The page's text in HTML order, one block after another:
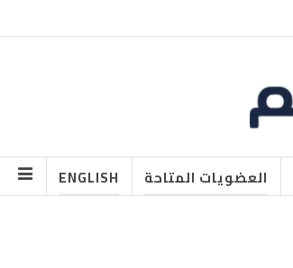
العضويات المتاحة ENGLISH